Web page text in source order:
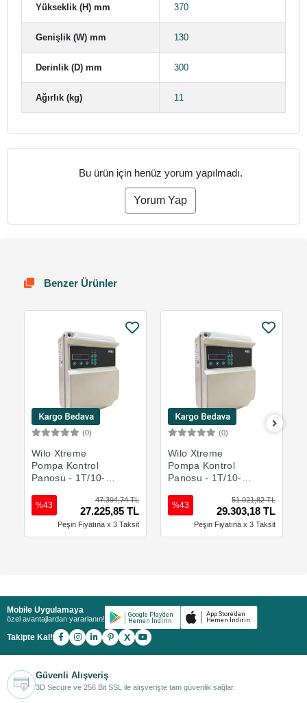
Yükseklik (H) mm 370
Genişlik (W) mm 130
Derinlik (D) mm 300
Ağırlık (kg) 11
Bu ürün için henüz yorum yapılmadı.
Yorum Yap
Benzer Ürünler
(0)
Wilo Xtreme
Pompa Kontrol
Panosu - 1T/10-F1
47.394,74 TL
27.225,85 TL
%43
Peşin Fiyatına x 3 Taksit
(0)
Wilo Xtreme
Pompa Kontrol
Panosu - 1T/10-
51.021,82 TL
29.303,18 TL
%43
Peşin Fiyatına x 3 Taksit
Mobile Uygulamaya
özel avantajlardan yararlanın!
Takipte Kal! X
Güvenli Alışveriş
3D Secure ve 256 Bit SSL ile alışverişte tam güvenlik sağlar.